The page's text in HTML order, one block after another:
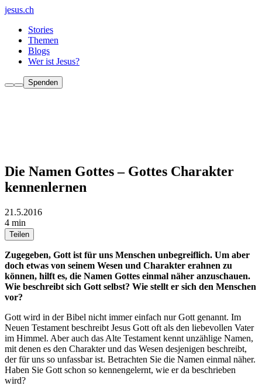
jesus.ch
Stories
Themen
Blogs
Wer ist Jesus?
Spenden
Die Namen Gottes – Gottes Charakter
kennenlernen
21.5.2016
4 min
Teilen
Zugegeben, Gott ist für uns Menschen unbegreiflich. Um aber
doch etwas von seinem Wesen und Charakter erahnen zu
können, hilft es, die Namen Gottes einmal näher anzuschauen.
Wie beschreibt sich Gott selbst? Wie stellt er sich den Menschen
vor?
Gott wird in der Bibel nicht immer einfach nur Gott genannt. Im
Neuen Testament beschreibt Jesus Gott oft als den liebevollen Vater
im Himmel. Aber auch das Alte Testament kennt unzählige Namen,
mit denen es den Charakter und das Wesen desjenigen beschreibt,
der für uns so unfassbar ist. Betrachten Sie die Namen einmal näher.
Haben Sie Gott schon so kennengelernt, wie er da beschrieben
wird?